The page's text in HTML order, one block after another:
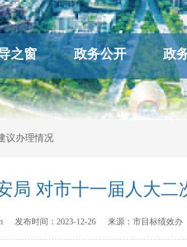
之窗 政务公开 政
议办理情况
局 对市十一届人大二
发布时间： 2023-12-26 来源： 市目标绩效办